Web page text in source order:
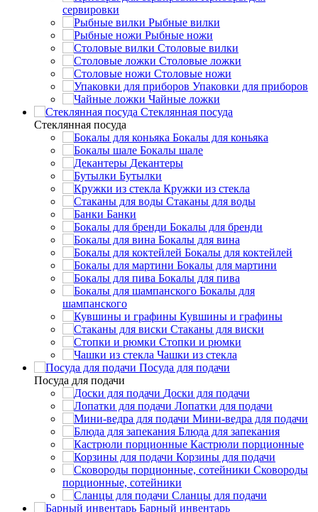
сервировки
Рыбные вилки
Рыбные ножи
Столовые вилки
Столовые ложки
Столовые ножи
Упаковки для приборов
Чайные ложки
Стеклянная посуда
Стеклянная посуда
Бокалы для коньяка
Бокалы шале
Декантеры
Бутылки
Кружки из стекла
Стаканы для воды
Банки
Бокалы для бренди
Бокалы для вина
Бокалы для коктейлей
Бокалы для мартини
Бокалы для пива
Бокалы для
шампанского
Кувшины и графины
Стаканы для виски
Стопки и рюмки
Чашки из стекла
Посуда для подачи
Посуда для подачи
Доски для подачи
Лопатки для подачи
Мини-ведра для подачи
Блюда для запекания
Кастрюли порционные
Корзины для подачи
Сковороды
порционные, сотейники
Сланцы для подачи
Барный инвентарь